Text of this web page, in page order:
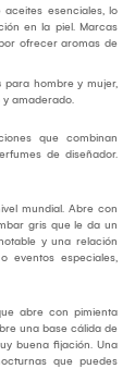
esenciales, lo
en la piel. Marcas
ofrecer aromas de
para hombre y mujer,
amaderado.
que combinan
de diseñador.
mundial. Abre con
gris que le da un
y una relación
eventos especiales,
abre con pimienta
una base cálida de
buena fijación. Una
que puedes